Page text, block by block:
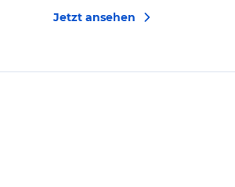
Jetzt ansehen